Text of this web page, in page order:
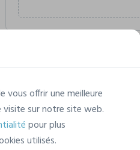
vous offrir une meilleure
visite sur notre site web.
pour plus
utilisés.